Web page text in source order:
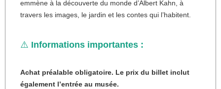
emmène à la découverte du monde d’Albert Kahn, à
travers les images, le jardin et les contes qui l’habitent.
⚠️ Informations importantes :
Achat préalable obligatoire. Le prix du billet inclut
également l’entrée au musée.